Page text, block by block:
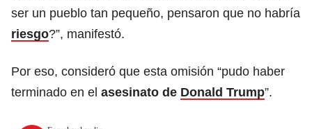
ser un pueblo tan pequeño, pensaron que no habría
riesgo?”, manifestó.
Por eso, consideró que esta omisión “pudo haber
terminado en el asesinato de Donald Trump”.